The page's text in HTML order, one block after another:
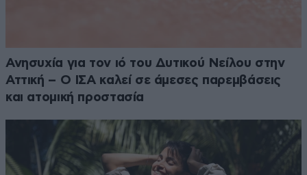
Ανησυχία για τον ιό του Δυτικού Νείλου στην
Αττική – Ο ΙΣΑ καλεί σε άμεσες παρεμβάσεις
και ατομική προστασία